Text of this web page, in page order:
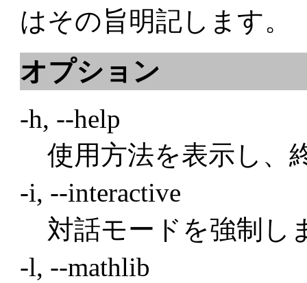
はその旨明記します。
オプション
-h, --help
使用方法を表示し、
-i, --interactive
対話モードを強制し
-l, --mathlib